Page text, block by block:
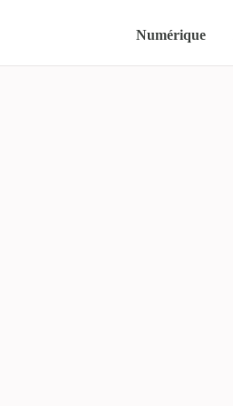
Numérique